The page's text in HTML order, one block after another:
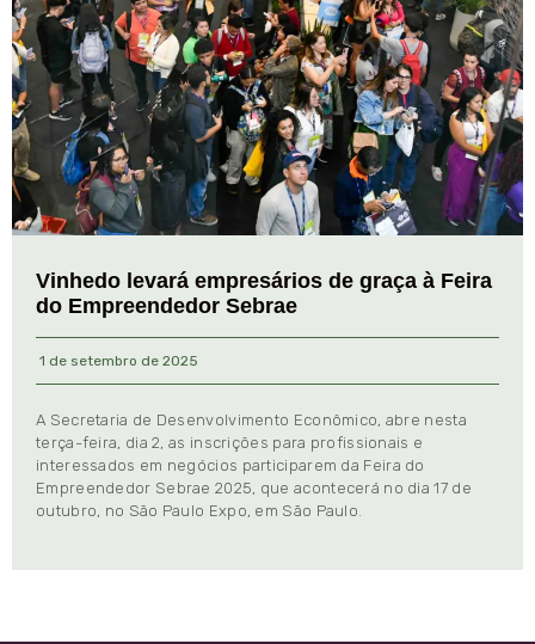
Vinhedo levará empresários de graça à Feira
do Empreendedor Sebrae
1 de setembro de 2025
A Secretaria de Desenvolvimento Econômico, abre nesta
terça-feira, dia 2, as inscrições para profissionais e
interessados em negócios participarem da Feira do
Empreendedor Sebrae 2025, que acontecerá no dia 17 de
outubro, no São Paulo Expo, em São Paulo.